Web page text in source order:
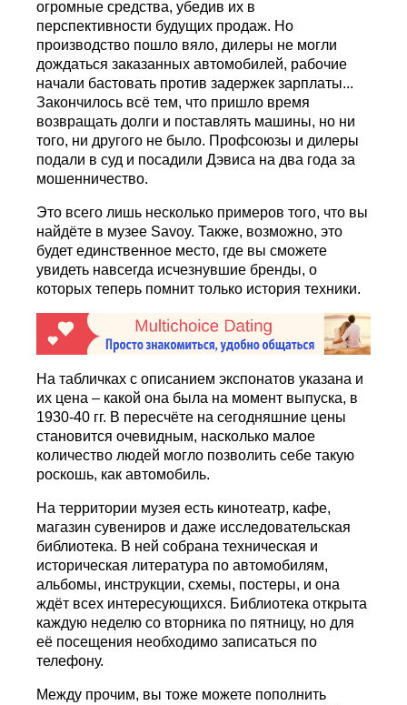
огромные средства, убедив их в
перспективности будущих продаж. Но
производство пошло вяло, дилеры не могли
дождаться заказанных автомобилей, рабочие
начали бастовать против задержек зарплаты...
Закончилось всё тем, что пришло время
возвращать долги и поставлять машины, но ни
того, ни другого не было. Профсоюзы и дилеры
подали в суд и посадили Дэвиса на два года за
мошенничество.
Это всего лишь несколько примеров того, что вы
найдёте в музее Savoy. Также, возможно, это
будет единственное место, где вы сможете
увидеть навсегда исчезнувшие бренды, о
которых теперь помнит только история техники.
На табличках с описанием экспонатов указана и
их цена – какой она была на момент выпуска, в
1930-40 гг. В пересчёте на сегодняшние цены
становится очевидным, насколько малое
количество людей могло позволить себе такую
роскошь, как автомобиль.
На территории музея есть кинотеатр, кафе,
магазин сувениров и даже исследовательская
библиотека. В ней собрана техническая и
историческая литература по автомобилям,
альбомы, инструкции, схемы, постеры, и она
ждёт всех интересующихся. Библиотека открыта
каждую неделю со вторника по пятницу, но для
её посещения необходимо записаться по
телефону.
Между прочим, вы тоже можете пополнить